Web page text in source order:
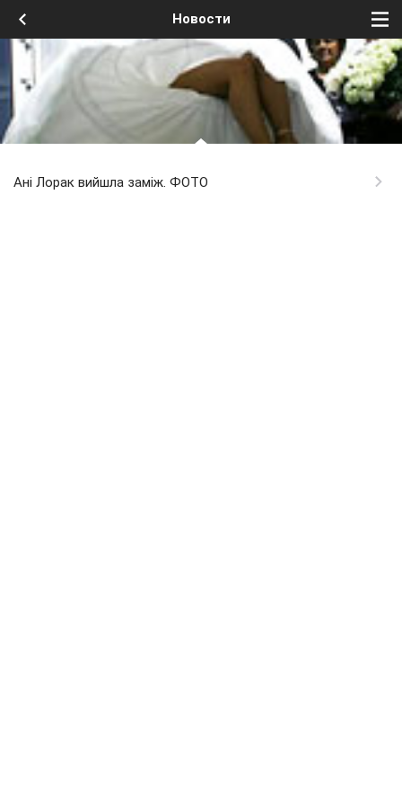
Новости
Ані Лорак вийшла заміж. ФОТО